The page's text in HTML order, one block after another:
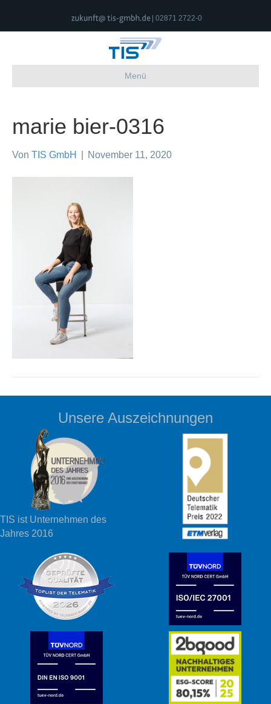
| 02871 2722-0
Menü
marie bier-0316
Von TIS GmbH November 11, 2020
Unsere Auszeichnungen
TIS ist Unternehmen des
Jahres 2016